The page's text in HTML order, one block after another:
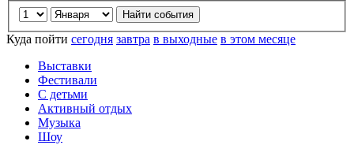
Куда пойти сегодня завтра в выходные в этом месяце
Выставки
Фестивали
С детьми
Активный отдых
Музыка
Шоу